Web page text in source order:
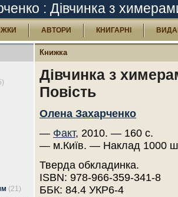
: Дівчинка з
АВТОРИ КНИГАРНІ
(21)
Книжка
Дівчинка з
Повість
Олена Захарченко
— Факт, 2010. — 160 с.
— м.Київ. — Наклад 1000
Тверда обкладинка.
ISBN: 978-966-359-341-8
ББК: 84.4 УКР6-4